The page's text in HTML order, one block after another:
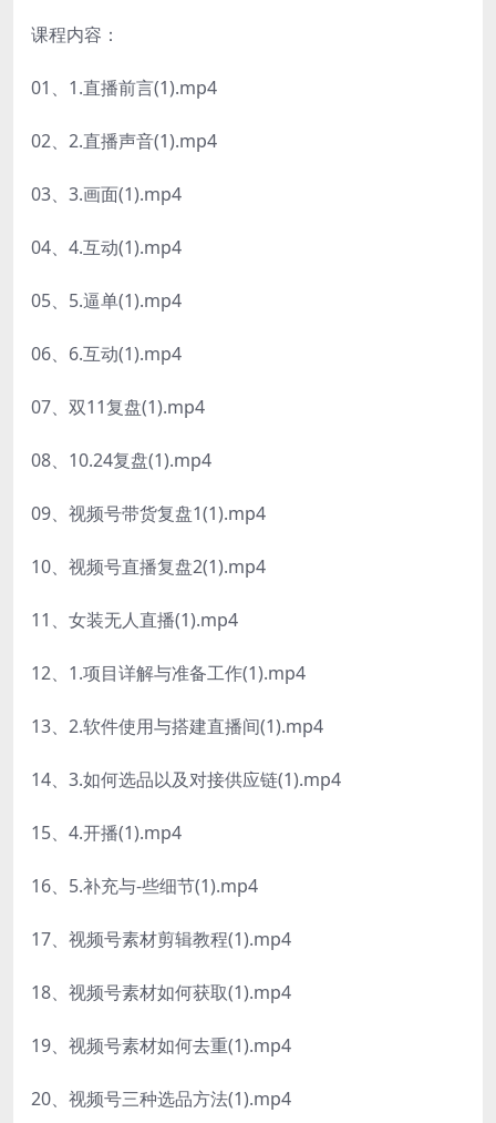
课程内容：
01、1.直播前言(1).mp4
02、2.直播声音(1).mp4
03、3.画面(1).mp4
04、4.互动(1).mp4
05、5.逼单(1).mp4
06、6.互动(1).mp4
07、双11复盘(1).mp4
08、10.24复盘(1).mp4
09、视频号带货复盘1(1).mp4
10、视频号直播复盘2(1).mp4
11、女装无人直播(1).mp4
12、1.项目详解与准备工作(1).mp4
13、2.软件使用与搭建直播间(1).mp4
14、3.如何选品以及对接供应链(1).mp4
15、4.开播(1).mp4
16、5.补充与-些细节(1).mp4
17、视频号素材剪辑教程(1).mp4
18、视频号素材如何获取(1).mp4
19、视频号素材如何去重(1).mp4
20、视频号三种选品方法(1).mp4